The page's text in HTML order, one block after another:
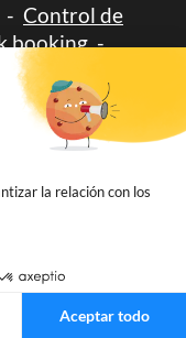
la relación con los
Aceptar todo
Control de
booking-